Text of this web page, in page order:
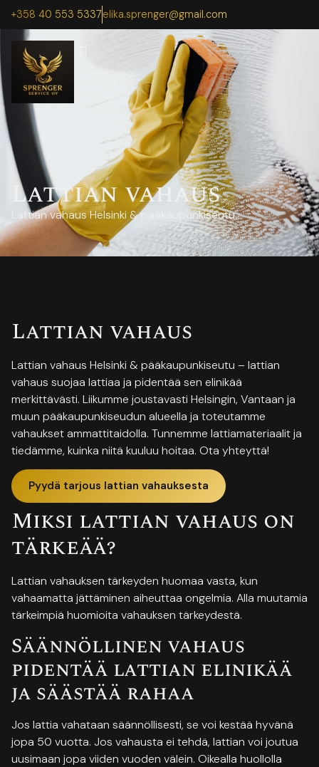
+358 40 553 5337elika.sprenger@gmail.com
Lattian vahaus
Lattian vahaus Helsinki & pääkaupunkiseutu.
Lattian vahaus
Lattian vahaus Helsinki & pääkaupunkiseutu – lattian
vahaus suojaa lattiaa ja pidentää sen elinikää
merkittävästi. Liikumme joustavasti Helsingin, Vantaan ja
muun pääkaupunkiseudun alueella ja toteutamme
vahaukset ammattitaidolla. Tunnemme lattiamateriaalit ja
tiedämme, kuinka niitä kuuluu hoitaa. Ota yhteyttä!
Pyydä tarjous lattian vahauksesta
Miksi lattian vahaus on
tärkeää?
Lattian vahauksen tärkeyden huomaa vasta, kun
vahaamatta jättäminen aiheuttaa ongelmia. Alla muutamia
tärkeimpiä huomioita vahauksen tärkeydestä.
Säännöllinen vahaus
pidentää lattian elinikää
ja säästää rahaa
Jos lattia vahataan säännöllisesti, se voi kestää hyvänä
jopa 50 vuotta. Jos vahausta ei tehdä, lattian voi joutua
uusimaan jopa viiden vuoden välein. Oikealla huollolla